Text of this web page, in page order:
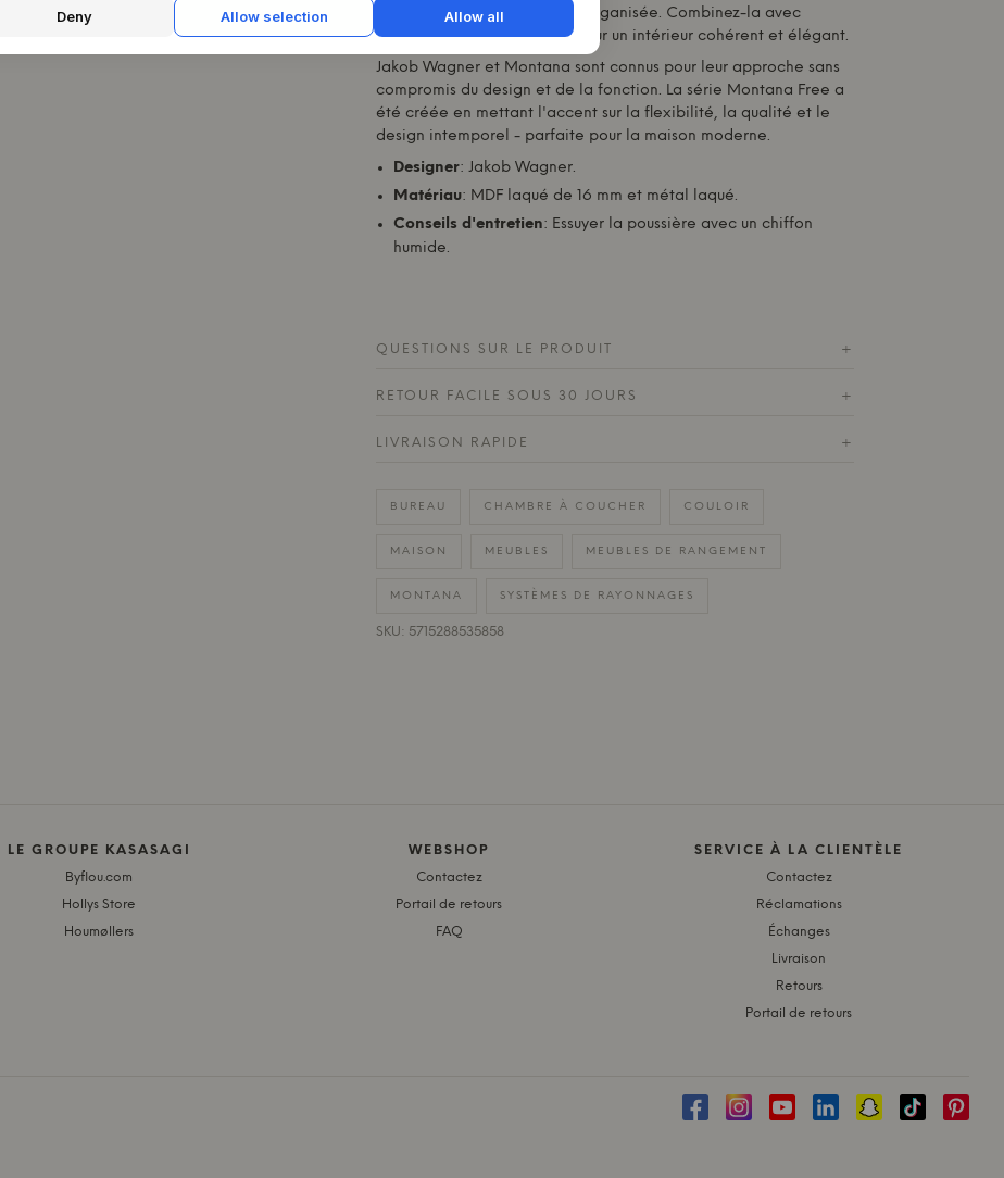
de créer une ambiance plus organisée. Combinez-la avec
d'autres meublesMontanapour un intérieur cohérent et élégant.
Jakob Wagner et Montana sont connus pour leur approche sans
compromis du design et de la fonction. La série Montana Free a
été créée en mettant l'accent sur la flexibilité, la qualité et le
design intemporel - parfaite pour la maison moderne.
Designer: Jakob Wagner.
Matériau: MDF laqué de 16 mm et métal laqué.
Conseils d'entretien: Essuyer la poussière avec un chiffon
humide.
QUESTIONS SUR LE PRODUIT +
RETOUR FACILE SOUS 30 JOURS +
LIVRAISON RAPIDE +
BUREAU CHAMBRE À COUCHER COULOIR
MAISON MEUBLES MEUBLES DE RANGEMENT
MONTANA SYSTÈMES DE RAYONNAGES
SKU: 5715288535858
LE GROUPE KASASAGI
Byflou.com
Hollys Store
Houmøllers
WEBSHOP
Contactez
Portail de retours
FAQ
SERVICE À LA CLIENTÈLE
Contactez
Réclamations
Échanges
Livraison
Retours
Portail de retours
Deny Allow selection Allow all